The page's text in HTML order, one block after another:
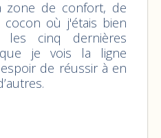
zone de confort, de
où j'étais bien
cinq dernières
je vois la ligne
espoir de réussir à en